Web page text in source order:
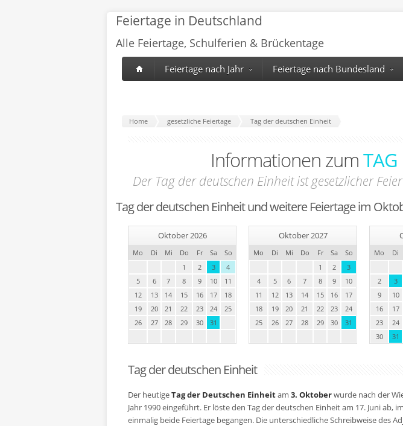
Feiertage in Deutschland
Alle Feiertage, Schulferien & Brückentage
Feiertage nach Jahr Feiertage nach Bundesland
Home gesetzliche Feiertage Tag der deutschen Einheit
Informationen zumTAG
Der Tag der deutschen Einheit ist gesetzlicher
Tag der deutschen Einheit und weitere Feiertage im
Oktober 2026
Mo Di Mi Do Fr Sa
So
1
2 3
4
5
6 7 8 9 10
11
12
13 14 15 16 17
18
19
20 21 22 23 24
25
26
27 28 29 30 31
Oktober 2027
Mo Di Mi Do Fr Sa
So
1
2
3
4
5 6 7 8 9
10
11
12 13 14 15 16
17
18
19 20 21 22 23
24
25
26 27 28 29 30 31
Mo Di
2
3
9
10
16
17
23
24
30
31
Tag der deutschen Einheit
Der heutigeTag der Deutschen Einheitam 3. Oktoberwurde nach der
Jahr 1990 eingeführt. Er löste den Tag der deutschen Einheit am 17. Juni ab,
einmalig beide Feiertage begangen. Die unterschiedliche Schreibweise des